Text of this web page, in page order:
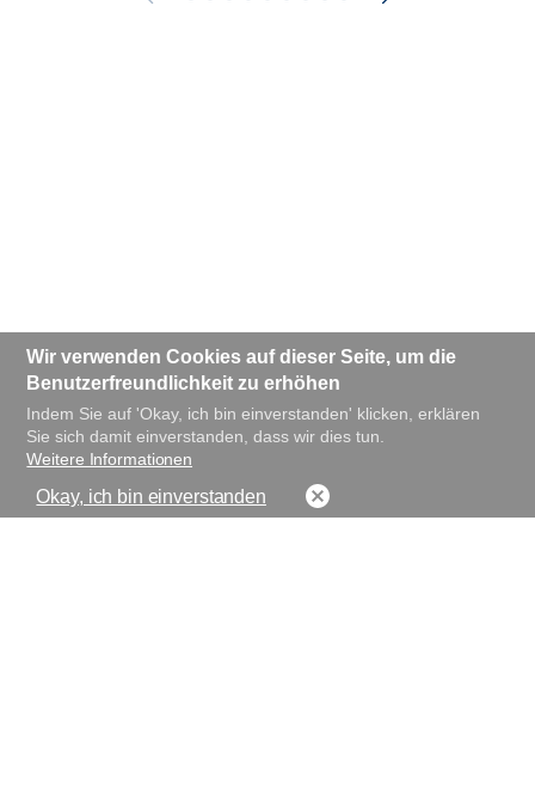
Wir verwenden Cookies auf dieser Seite, um die
Benutzerfreundlichkeit zu erhöhen
Indem Sie auf 'Okay, ich bin einverstanden' klicken, erklären
Sie sich damit einverstanden, dass wir dies tun.
Weitere Informationen
Okay, ich bin einverstanden